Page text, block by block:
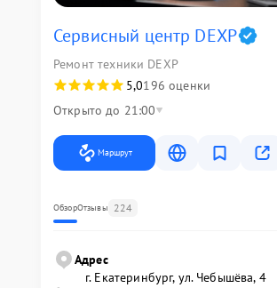
Сервисный центр DEXP
Ремонт техники DEXP
5,0196 оценки
Открыто до 21:00
Маршрут
ОбзорОтзывы 224
Адрес
г. Екатеринбург, ул. Чебышёва, 4